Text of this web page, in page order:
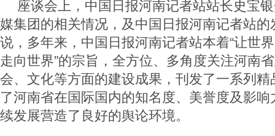
座谈会上，中国日报河南记者站站长史宝
媒集团的相关情况，及中国日报河南记者站
说，多年来，中国日报河南记者站本着“让世
走向世界”的宗旨，全方位、多角度关注河南
会、文化等方面的建设成果，刊发了一系列
了河南省在国际国内的知名度、美誉度及影
续发展营造了良好的舆论环境。